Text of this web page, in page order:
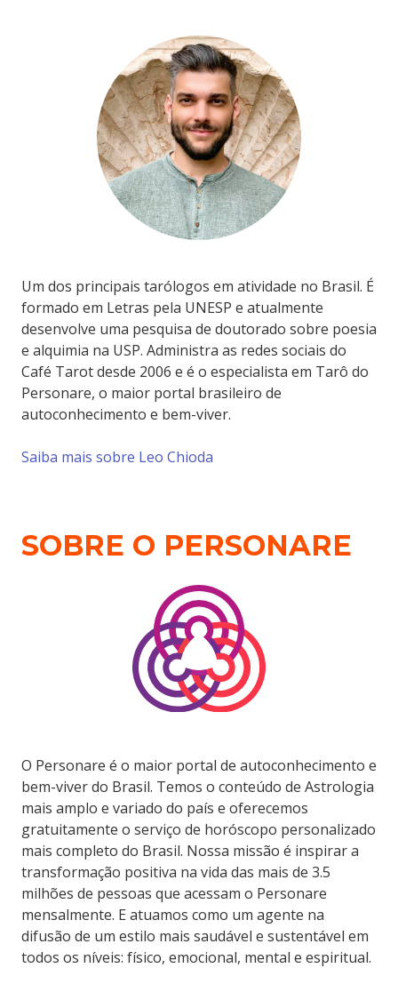
Um dos principais tarólogos em atividade no Brasil. É
formado em Letras pela UNESP e atualmente
desenvolve uma pesquisa de doutorado sobre poesia
e alquimia na USP. Administra as redes sociais do
Café Tarot desde 2006 e é o especialista em Tarô do
Personare, o maior portal brasileiro de
autoconhecimento e bem-viver.
Saiba mais sobre Leo Chioda
SOBRE O PERSONARE
O Personare é o maior portal de autoconhecimento e
bem-viver do Brasil. Temos o conteúdo de Astrologia
mais amplo e variado do país e oferecemos
gratuitamente o serviço de horóscopo personalizado
mais completo do Brasil. Nossa missão é inspirar a
transformação positiva na vida das mais de 3.5
milhões de pessoas que acessam o Personare
mensalmente. E atuamos como um agente na
difusão de um estilo mais saudável e sustentável em
todos os níveis: físico, emocional, mental e espiritual.